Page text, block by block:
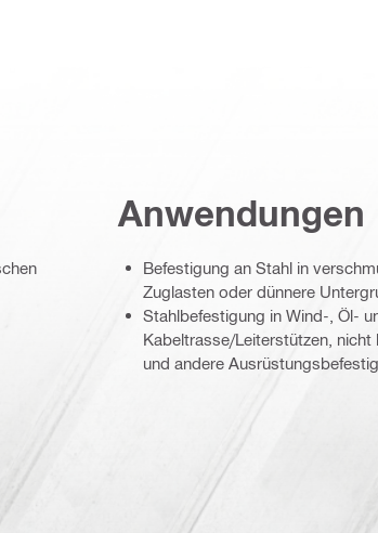
Anwendungen
Befestigung an Stahl in
Zuglasten oder dünnere
Stahlbefestigung in Wind-, Öl-
Kabeltrasse/Leiterstützen,
und andere